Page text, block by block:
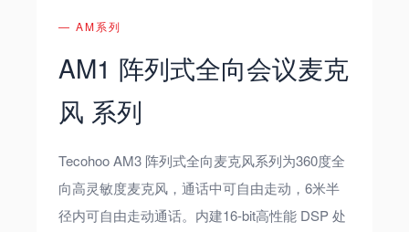
— AM系列
AM1 阵列式全向会议麦克
风 系列
Tecohoo AM3 阵列式全向麦克风系列为360度全
向高灵敏度麦克风，通话中可自由走动，6米半
径内可自由走动通话。内建16-bit高性能 DSP 处